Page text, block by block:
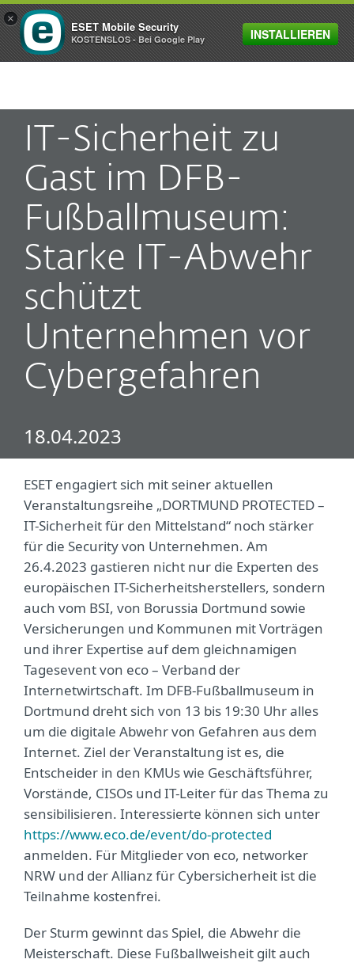
MENU
IT-Sicherheit zu
Gast im DFB-
Fußballmuseum:
Starke IT-Abwehr
schützt
Unternehmen vor
Cybergefahren
18.04.2023
ESET engagiert sich mit seiner aktuellen
Veranstaltungsreihe „DORTMUND PROTECTED –
IT-Sicherheit für den Mittelstand“ noch stärker
für die Security von Unternehmen. Am
26.4.2023 gastieren nicht nur die Experten des
europäischen IT-Sicherheitsherstellers, sondern
auch vom BSI, von Borussia Dortmund sowie
Versicherungen und Kommunen mit Vorträgen
und ihrer Expertise auf dem gleichnamigen
Tagesevent von eco – Verband der
Internetwirtschaft. Im DFB-Fußballmuseum in
Dortmund dreht sich von 13 bis 19:30 Uhr alles
um die digitale Abwehr von Gefahren aus dem
Internet. Ziel der Veranstaltung ist es, die
Entscheider in den KMUs wie Geschäftsführer,
Vorstände, CISOs und IT-Leiter für das Thema zu
sensibilisieren. Interessierte können sich unter
https://www.eco.de/event/do-protected
anmelden. Für Mitglieder von eco, networker
NRW und der Allianz für Cybersicherheit ist die
Teilnahme kostenfrei.
Der Sturm gewinnt das Spiel, die Abwehr die
Meisterschaft. Diese Fußballweisheit gilt auch
×
ESET Mobile Security
KOSTENSLOS - Bei Google Play INSTALLIEREN